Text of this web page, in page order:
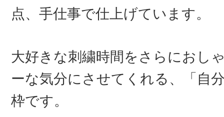
点、手仕事で仕上げています。
大好きな刺繍時間をさらにおし
ーな気分にさせてくれる、「自
枠です。